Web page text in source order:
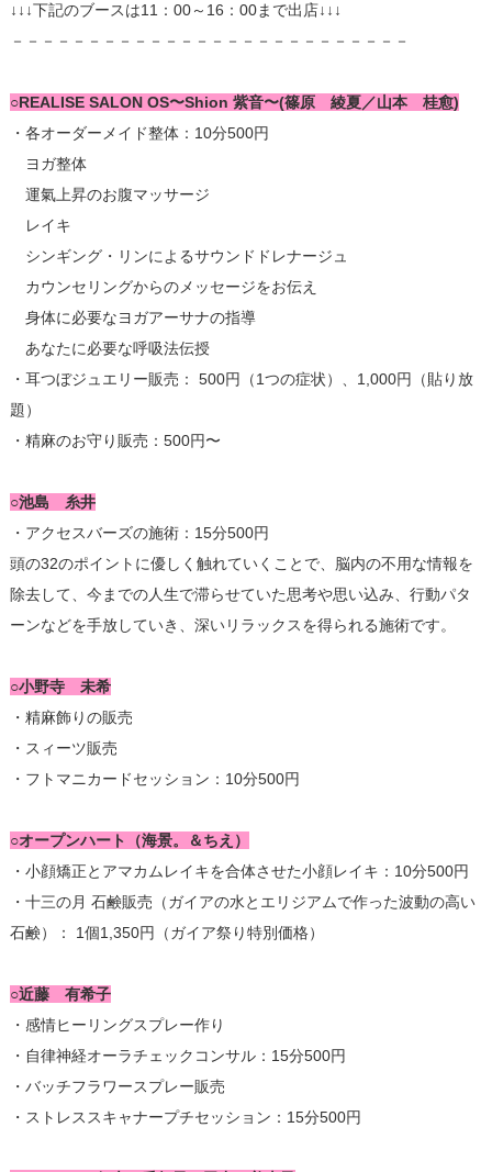
↓↓↓下記のブースは11：00～16：00まで出店↓↓↓
－－－－－－－－－－－－－－－－－－－－－－－－－－
○REALISE SALON OS〜Shion 紫音〜(篠原 綾夏／山本 桂愈)
・各オーダーメイド整体：10分500円
ヨガ整体
運氣上昇のお腹マッサージ
レイキ
シンギング・リンによるサウンドドレナージュ
カウンセリングからのメッセージをお伝え
身体に必要なヨガアーサナの指導
あなたに必要な呼吸法伝授
・耳つぼジュエリー販売： 500円（1つの症状）、1,000円（貼り放
題）
・精麻のお守り販売：500円〜
○池島 糸井
・アクセスバーズの施術：15分500円
頭の32のポイントに優しく触れていくことで、脳内の不用な情報を
除去して、今までの人生で滞らせていた思考や思い込み、行動パタ
ーンなどを手放していき、深いリラックスを得られる施術です。
○小野寺 未希
・精麻飾りの販売
・スィーツ販売
・フトマニカードセッション：10分500円
○オープンハート（海景。＆ちえ）
・小顔矯正とアマカムレイキを合体させた小顔レイキ：10分500円
・十三の月 石鹸販売（ガイアの水とエリジアムで作った波動の高い
石鹸）： 1個1,350円（ガイア祭り特別価格）
○近藤 有希子
・感情ヒーリングスプレー作り
・自律神経オーラチェックコンサル：15分500円
・バッチフラワースプレー販売
・ストレススキャナープチセッション：15分500円